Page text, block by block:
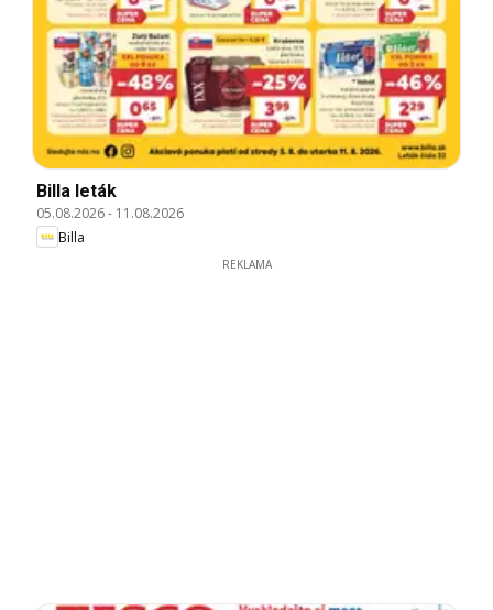
Billa leták
05.08.2026- 11.08.2026
Billa
REKLAMA